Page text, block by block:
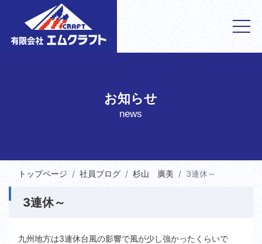
お知らせ
news
トップページ 社員ブログ 杉山 廣美 3連休～
3連休～
九州地方は3連休台風の影響で風が少し強かったくらいで